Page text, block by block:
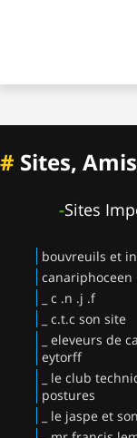
# Sites,
-Sites
bouvreuils et
canariphoceen
_ c .n .j .f
_ c.t.c son site
_ eleveurs de
eytorff
_ le club
postures
_ le jaspe et